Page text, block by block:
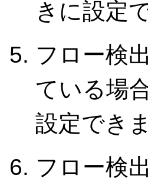
きに設定
フロー検
ている場
設定でき
フロー検